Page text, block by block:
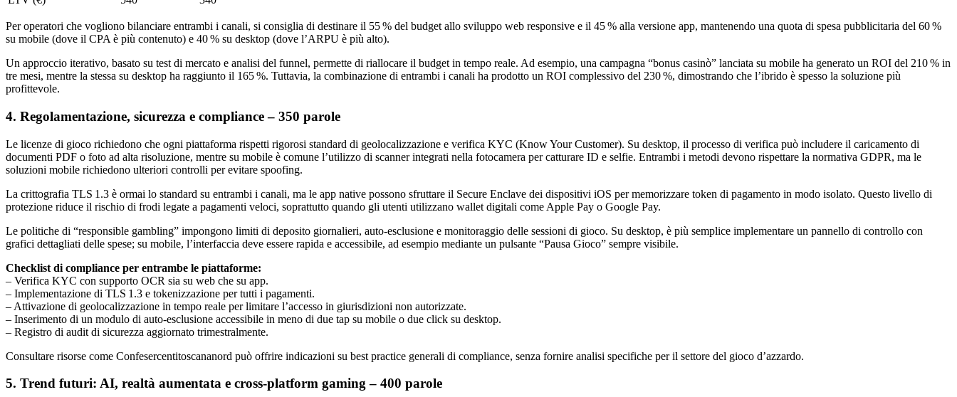
Per operatori che vogliono bilanciare entrambi i canali, si consiglia di destinare il 55 % del budget allo sviluppo web responsive e il 45 % alla versione app, mantenendo una quota di spesa pubblicitaria del 60 %
su mobile (dove il CPA è più contenuto) e 40 % su desktop (dove l’ARPU è più alto).
Un approccio iterativo, basato su test di mercato e analisi del funnel, permette di riallocare il budget in tempo reale. Ad esempio, una campagna “bonus casinò” lanciata su mobile ha generato un ROI del 210 % in
tre mesi, mentre la stessa su desktop ha raggiunto il 165 %. Tuttavia, la combinazione di entrambi i canali ha prodotto un ROI complessivo del 230 %, dimostrando che l’ibrido è spesso la soluzione più
profittevole.
4. Regolamentazione, sicurezza e compliance – 350 parole
Le licenze di gioco richiedono che ogni piattaforma rispetti rigorosi standard di geolocalizzazione e verifica KYC (Know Your Customer). Su desktop, il processo di verifica può includere il caricamento di
documenti PDF o foto ad alta risoluzione, mentre su mobile è comune l’utilizzo di scanner integrati nella fotocamera per catturare ID e selfie. Entrambi i metodi devono rispettare la normativa GDPR, ma le
soluzioni mobile richiedono ulteriori controlli per evitare spoofing.
La crittografia TLS 1.3 è ormai lo standard su entrambi i canali, ma le app native possono sfruttare il Secure Enclave dei dispositivi iOS per memorizzare token di pagamento in modo isolato. Questo livello di
protezione riduce il rischio di frodi legate a pagamenti veloci, soprattutto quando gli utenti utilizzano wallet digitali come Apple Pay o Google Pay.
Le politiche di “responsible gambling” impongono limiti di deposito giornalieri, auto‑esclusione e monitoraggio delle sessioni di gioco. Su desktop, è più semplice implementare un pannello di controllo con
grafici dettagliati delle spese; su mobile, l’interfaccia deve essere rapida e accessibile, ad esempio mediante un pulsante “Pausa Gioco” sempre visibile.
Checklist di compliance per entrambe le piattaforme:
– Verifica KYC con supporto OCR sia su web che su app.
– Implementazione di TLS 1.3 e tokenizzazione per tutti i pagamenti.
– Attivazione di geolocalizzazione in tempo reale per limitare l’accesso in giurisdizioni non autorizzate.
– Inserimento di un modulo di auto‑esclusione accessibile in meno di due tap su mobile o due click su desktop.
– Registro di audit di sicurezza aggiornato trimestralmente.
Consultare risorse come Confesercentitoscananord può offrire indicazioni su best practice generali di compliance, senza fornire analisi specifiche per il settore del gioco d’azzardo.
5. Trend futuri: AI, realtà aumentata e cross‑platform gaming – 400 parole